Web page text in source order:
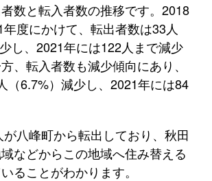
数と転入者数の推移です。2018
度にかけて、転出者数は33人
少し、2021年には122人まで減少
、転入者数も減少傾向にあり、
（6.7%）減少し、2021年には84
八峰町から転出しており、秋田
などからこの地域へ住み替える
ることがわかります。